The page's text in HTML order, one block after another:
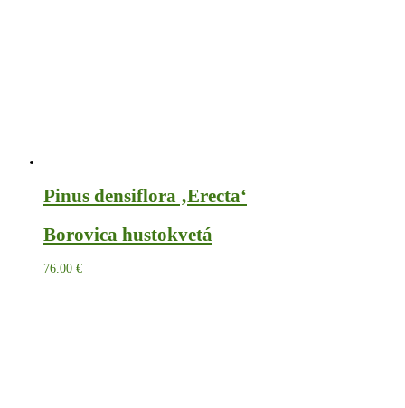
Pinus densiflora ‚Erecta‘
Borovica hustokvetá
76.00 €